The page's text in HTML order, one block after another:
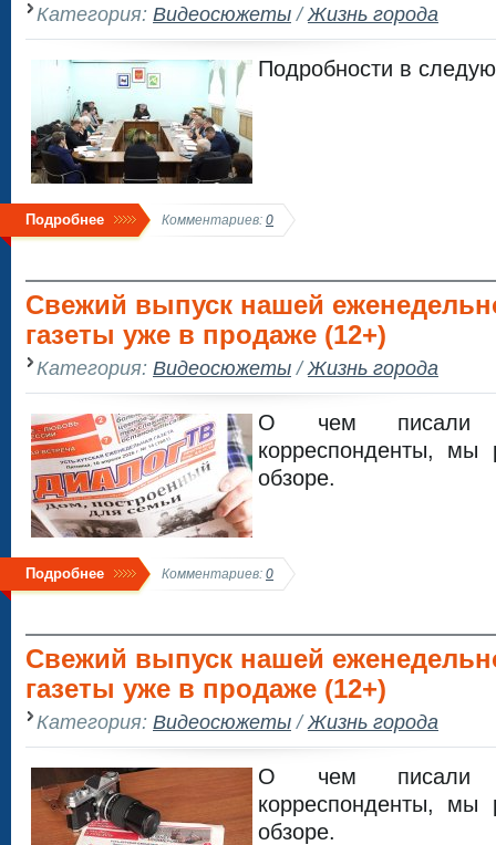
Категория: Видеосюжеты/Жизнь города
Подробности в
Подробнее Комментариев: 0
Свежий выпуск нашей
газеты уже в продаже (12+)
Категория: Видеосюжеты/Жизнь города
О чем
корреспонденты, мы
обзоре.
Подробнее Комментариев: 0
Свежий выпуск нашей
газеты уже в продаже (12+)
Категория: Видеосюжеты/Жизнь города
О чем
корреспонденты, мы
обзоре.